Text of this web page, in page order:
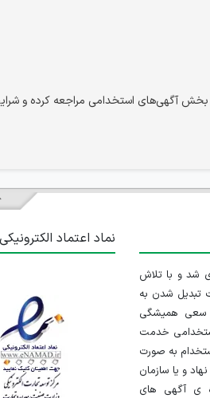
آگهی‌های استخدامی مراجعه کرده و
۱۳۹۱/۱/۱۰ راه اندازی شد و با تلاش
تبدیل شدن به
سعی همیشگی
خدمت
به صورت
و یا سازمان
ی آگهی های
نماد اعتماد الکترونیکی